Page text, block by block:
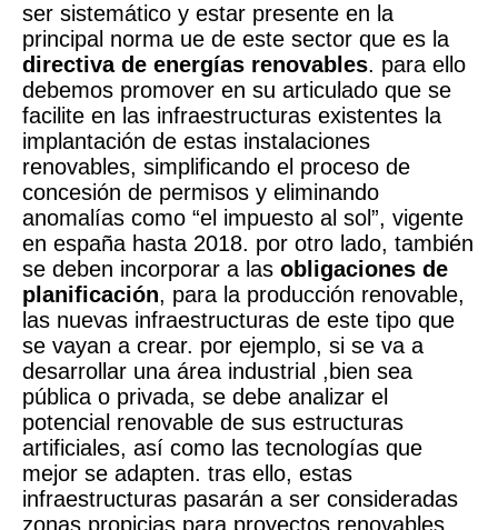
ser sistemático y estar presente en la
principal norma ue de este sector que es la
directiva de energías renovables. para ello
debemos promover en su articulado que se
facilite en las infraestructuras existentes la
implantación de estas instalaciones
renovables, simplificando el proceso de
concesión de permisos y eliminando
anomalías como “el impuesto al sol”, vigente
en españa hasta 2018. por otro lado, también
se deben incorporar a las obligaciones de
planificación, para la producción renovable,
las nuevas infraestructuras de este tipo que
se vayan a crear. por ejemplo, si se va a
desarrollar una área industrial ,bien sea
pública o privada, se debe analizar el
potencial renovable de sus estructuras
artificiales, así como las tecnologías que
mejor se adapten. tras ello, estas
infraestructuras pasarán a ser consideradas
zonas propicias para proyectos renovables,